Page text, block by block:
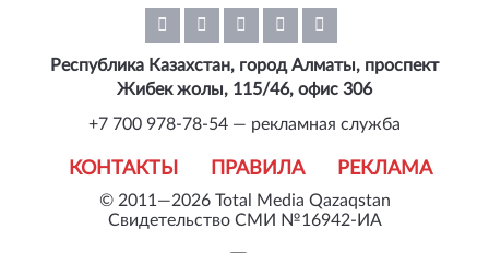
© 2011—2026 Total Media Qazaqstan
Свидетельство СМИ №16942-ИА
КОНТАКТЫ ПРАВИЛА РЕКЛАМА
Республика Казахстан, город Алматы, проспект
Жибек жолы, 115/46, офис 306
+7 700 978-78-54 — рекламная служба